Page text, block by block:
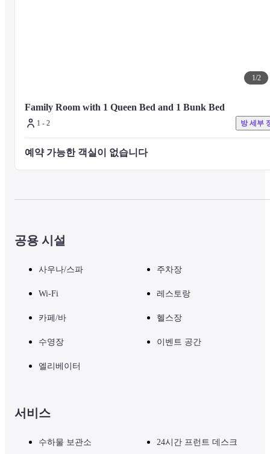
1/2
Family Room with 1 Queen Bed and 1 Bunk Bed
1 - 2 방 세부
예약 가능한 객실이 없습니다
공용 시설
사우나/스파 주차장
Wi-Fi 레스토랑
카페/바 헬스장
수영장 이벤트 공간
엘리베이터
서비스
수하물 보관소 24시간 프런트 데스크